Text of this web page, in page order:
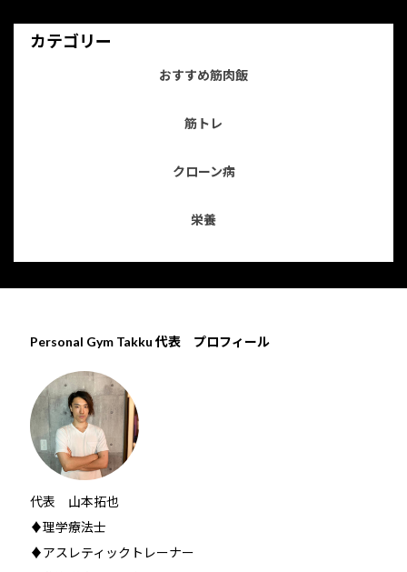
カテゴリー
おすすめ筋肉飯
筋トレ
クローン病
栄養
Personal Gym Takku 代表 プロフィール
代表 山本拓也
♦理学療法士
♦アスレティックトレーナー